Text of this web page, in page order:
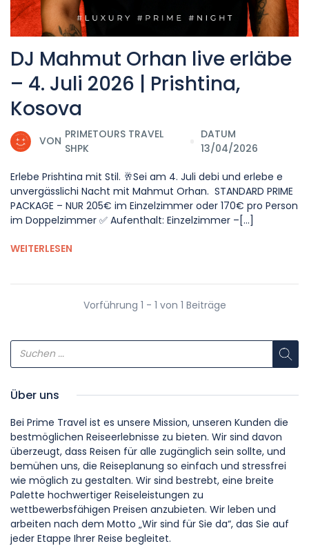
DJ Mahmut Orhan live erläbe
– 4. Juli 2026 | Prishtina,
Kosova
VON
PRIMETOURS TRAVEL
SHPK
DATUM
13/04/2026
Erlebe Prishtina mit Stil. 🥂Sei am 4. Juli debi und erlebe e
unvergässlichi Nacht mit Mahmut Orhan. STANDARD PRIME
PACKAGE – NUR 205€ im Einzelzimmer oder 170€ pro Person
im Doppelzimmer ✅ Aufenthalt: Einzelzimmer –[...]
WEITERLESEN
Vorführung 1 - 1 von 1 Beiträge
Über uns
Bei Prime Travel ist es unsere Mission, unseren Kunden die
bestmöglichen Reiseerlebnisse zu bieten. Wir sind davon
überzeugt, dass Reisen für alle zugänglich sein sollte, und
bemühen uns, die Reiseplanung so einfach und stressfrei
wie möglich zu gestalten. Wir sind bestrebt, eine breite
Palette hochwertiger Reiseleistungen zu
wettbewerbsfähigen Preisen anzubieten. Wir leben und
arbeiten nach dem Motto „Wir sind für Sie da“, das Sie auf
jeder Etappe Ihrer Reise begleitet.